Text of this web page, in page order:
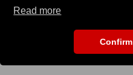
Read more
Confirm
STAY CONNECTED